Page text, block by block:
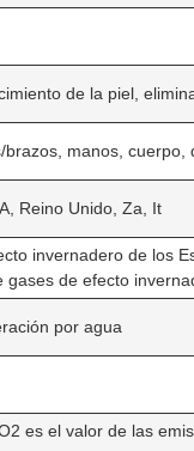
de la piel,
manos, cuerpo,
Reino Unido, Za, It
invernadero de los
de efecto
por agua
es el valor de las